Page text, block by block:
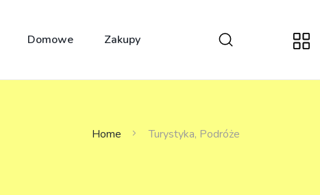
Domowe Zakupy
Home Turystyka, Podróże